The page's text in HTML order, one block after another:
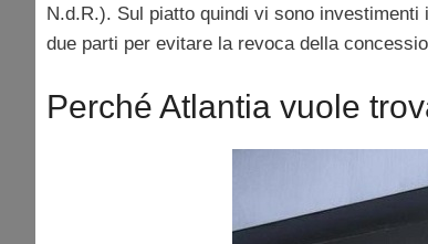
N.d.R.). Sul piatto quindi vi sono
due parti per evitare la revoca della
Perché Atlantia vuole